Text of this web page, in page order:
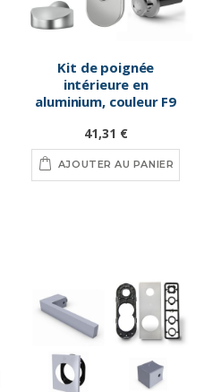
Kit de poignée
intérieure en
aluminium, couleur F9
41,31 €
AJOUTER AU PANIER